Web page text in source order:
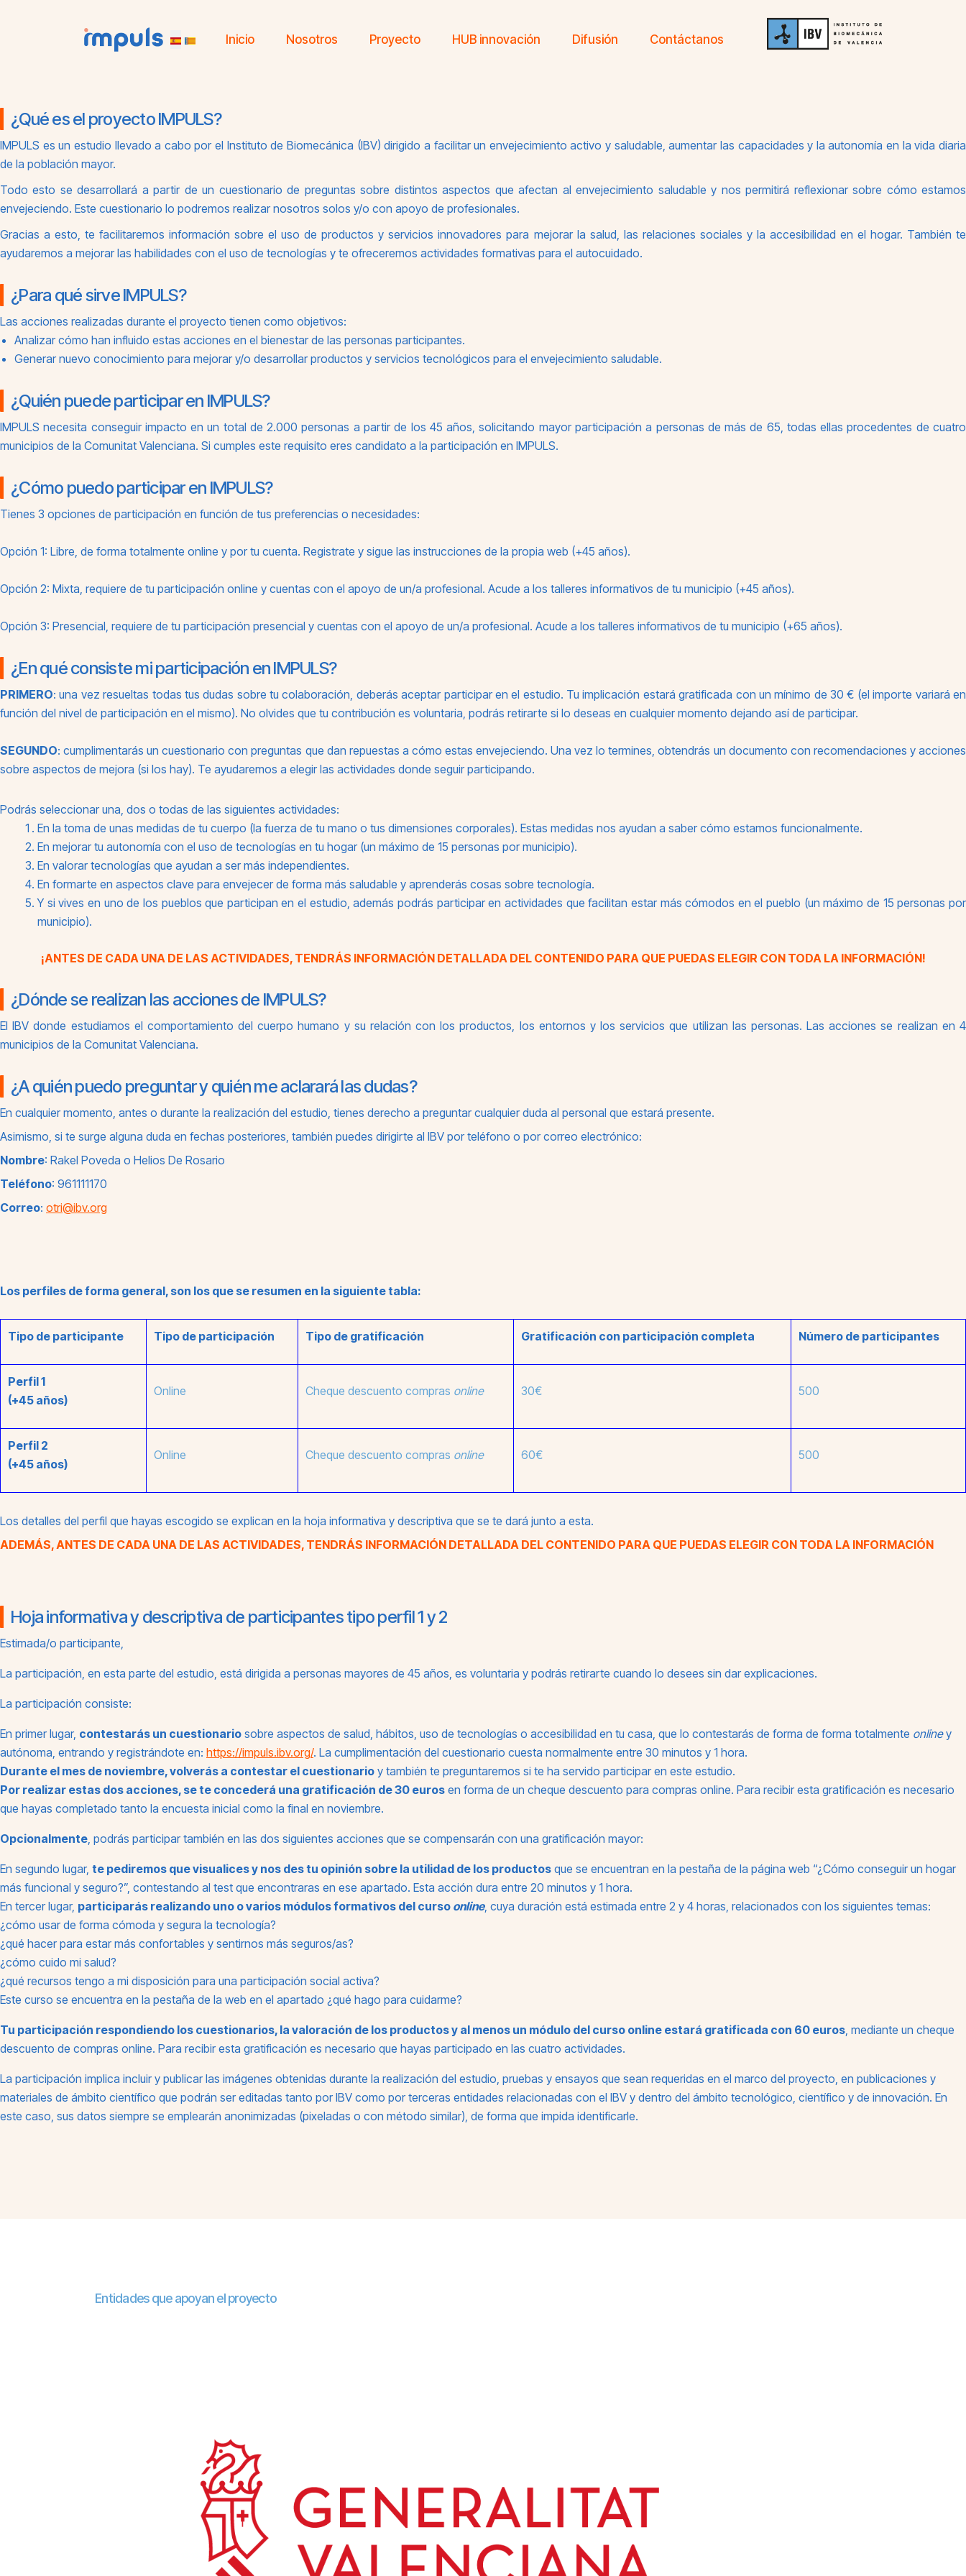
Inicio Nosotros Proyecto HUB innovación Difusión Contáctanos
¿Qué es el proyecto IMPULS?
IMPULS es un estudio llevado a cabo por el Instituto de Biomecánica (IBV) dirigido a facilitar un envejecimiento activo y saludable, aumentar las capacidades y la autonomía en la vida diaria
de la población mayor.
Todo esto se desarrollará a partir de un cuestionario de preguntas sobre distintos aspectos que afectan al envejecimiento saludable y nos permitirá reflexionar sobre cómo estamos
envejeciendo. Este cuestionario lo podremos realizar nosotros solos y/o con apoyo de profesionales.
Gracias a esto, te facilitaremos información sobre el uso de productos y servicios innovadores para mejorar la salud, las relaciones sociales y la accesibilidad en el hogar. También te
ayudaremos a mejorar las habilidades con el uso de tecnologías y te ofreceremos actividades formativas para el autocuidado.
¿Para qué sirve IMPULS?
Las acciones realizadas durante el proyecto tienen como objetivos:
Analizar cómo han influido estas acciones en el bienestar de las personas participantes.
Generar nuevo conocimiento para mejorar y/o desarrollar productos y servicios tecnológicos para el envejecimiento saludable.
¿Quién puede participar en IMPULS?
IMPULS necesita conseguir impacto en un total de 2.000 personas a partir de los 45 años, solicitando mayor participación a personas de más de 65, todas ellas procedentes de cuatro
municipios de la Comunitat Valenciana. Si cumples este requisito eres candidato a la participación en IMPULS.
¿Cómo puedo participar en IMPULS?
Tienes 3 opciones de participación en función de tus preferencias o necesidades:
Opción 1: Libre, de forma totalmente online y por tu cuenta. Registrate y sigue las instrucciones de la propia web (+45 años).
Opción 2: Mixta, requiere de tu participación online y cuentas con el apoyo de un/a profesional. Acude a los talleres informativos de tu municipio (+45 años).
Opción 3: Presencial, requiere de tu participación presencial y cuentas con el apoyo de un/a profesional. Acude a los talleres informativos de tu municipio (+65 años).
¿En qué consiste mi participación en IMPULS?
PRIMERO: una vez resueltas todas tus dudas sobre tu colaboración, deberás aceptar participar en el estudio. Tu implicación estará gratificada con un mínimo de 30 € (el importe variará en
función del nivel de participación en el mismo). No olvides que tu contribución es voluntaria, podrás retirarte si lo deseas en cualquier momento dejando así de participar.
SEGUNDO: cumplimentarás un cuestionario con preguntas que dan repuestas a cómo estas envejeciendo. Una vez lo termines, obtendrás un documento con recomendaciones y acciones
sobre aspectos de mejora (si los hay). Te ayudaremos a elegir las actividades donde seguir participando.
Podrás seleccionar una, dos o todas de las siguientes actividades:
En la toma de unas medidas de tu cuerpo (la fuerza de tu mano o tus dimensiones corporales). Estas medidas nos ayudan a saber cómo estamos funcionalmente.
En mejorar tu autonomía con el uso de tecnologías en tu hogar (un máximo de 15 personas por municipio).
En valorar tecnologías que ayudan a ser más independientes.
En formarte en aspectos clave para envejecer de forma más saludable y aprenderás cosas sobre tecnología.
Y si vives en uno de los pueblos que participan en el estudio, además podrás participar en actividades que facilitan estar más cómodos en el pueblo (un máximo de 15 personas por
municipio).
¡ANTES DE CADA UNA DE LAS ACTIVIDADES, TENDRÁS INFORMACIÓN DETALLADA DEL CONTENIDO PARA QUE PUEDAS ELEGIR CON TODA LA INFORMACIÓN!
¿Dónde se realizan las acciones de IMPULS?
El IBV donde estudiamos el comportamiento del cuerpo humano y su relación con los productos, los entornos y los servicios que utilizan las personas. Las acciones se realizan en 4
municipios de la Comunitat Valenciana.
¿A quién puedo preguntar y quién me aclarará las dudas?
En cualquier momento, antes o durante la realización del estudio, tienes derecho a preguntar cualquier duda al personal que estará presente.
Asimismo, si te surge alguna duda en fechas posteriores, también puedes dirigirte al IBV por teléfono o por correo electrónico:
Nombre: Rakel Poveda o Helios De Rosario
Teléfono: 961111170
Correo: otri@ibv.org
Los perfiles de forma general, son los que se resumen en la siguiente tabla:
Tipo de participante Tipo de participación Tipo de gratificación Gratificación con participación completa Número de participantes
Perfil 1
(+45 años)
Online Cheque descuento compras online 30€ 500
Perfil 2
(+45 años)
Online Cheque descuento compras online 60€ 500
Los detalles del perfil que hayas escogido se explican en la hoja informativa y descriptiva que se te dará junto a esta.
ADEMÁS, ANTES DE CADA UNA DE LAS ACTIVIDADES, TENDRÁS INFORMACIÓN DETALLADA DEL CONTENIDO PARA QUE PUEDAS ELEGIR CON TODA LA INFORMACIÓN
Hoja informativa y descriptiva de participantes tipo perfil 1 y 2
Estimada/o participante,
La participación, en esta parte del estudio, está dirigida a personas mayores de 45 años, es voluntaria y podrás retirarte cuando lo desees sin dar explicaciones.
La participación consiste:
En primer lugar, contestarás un cuestionario sobre aspectos de salud, hábitos, uso de tecnologías o accesibilidad en tu casa, que lo contestarás de forma de forma totalmente onliney
autónoma, entrando y registrándote en: https://impuls.ibv.org/. La cumplimentación del cuestionario cuesta normalmente entre 30 minutos y 1 hora.
Durante el mes de noviembre, volverás a contestar el cuestionario y también te preguntaremos si te ha servido participar en este estudio.
Por realizar estas dos acciones, se te concederá una gratificación de 30 euros en forma de un cheque descuento para compras online. Para recibir esta gratificación es necesario
que hayas completado tanto la encuesta inicial como la final en noviembre.
Opcionalmente, podrás participar también en las dos siguientes acciones que se compensarán con una gratificación mayor:
En segundo lugar, te pediremos que visualices y nos des tu opinión sobre la utilidad de los productos que se encuentran en la pestaña de la página web “¿Cómo conseguir un hogar
más funcional y seguro?”, contestando al test que encontraras en ese apartado. Esta acción dura entre 20 minutos y 1 hora.
En tercer lugar, participarás realizando uno o varios módulos formativos del curso online, cuya duración está estimada entre 2 y 4 horas, relacionados con los siguientes temas:
¿cómo usar de forma cómoda y segura la tecnología?
¿qué hacer para estar más confortables y sentirnos más seguros/as?
¿cómo cuido mi salud?
¿qué recursos tengo a mi disposición para una participación social activa?
Este curso se encuentra en la pestaña de la web en el apartado ¿qué hago para cuidarme?
Tu participación respondiendo los cuestionarios, la valoración de los productos y al menos un módulo del curso online estará gratificada con 60 euros, mediante un cheque
descuento de compras online. Para recibir esta gratificación es necesario que hayas participado en las cuatro actividades.
La participación implica incluir y publicar las imágenes obtenidas durante la realización del estudio, pruebas y ensayos que sean requeridas en el marco del proyecto, en publicaciones y
materiales de ámbito científico que podrán ser editadas tanto por IBV como por terceras entidades relacionadas con el IBV y dentro del ámbito tecnológico, científico y de innovación. En
este caso, sus datos siempre se emplearán anonimizadas (pixeladas o con método similar), de forma que impida identificarle.
Entidades que apoyan el proyecto